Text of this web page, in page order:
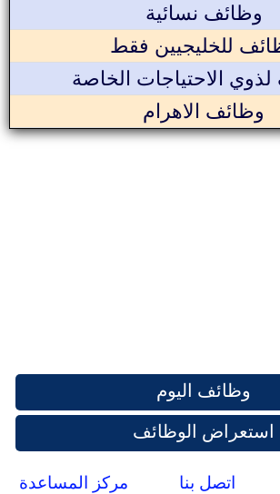
وظائف نسائية
للخليجيين فقط
الاحتياجات الخاصة
وظائف الاهرام
وظائف اليوم
استعراض الوظائف
اتصل بنا مركز المساعدة